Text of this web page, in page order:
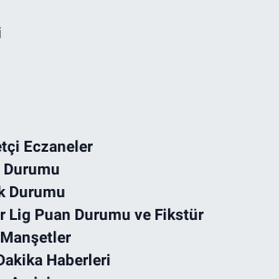
Eczaneler
Durumu
Durumu
Lig Puan Durumu ve Fikstür
Haberleri